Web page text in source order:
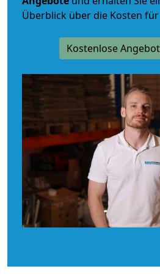
Überblick über die Kosten
Kostenlose